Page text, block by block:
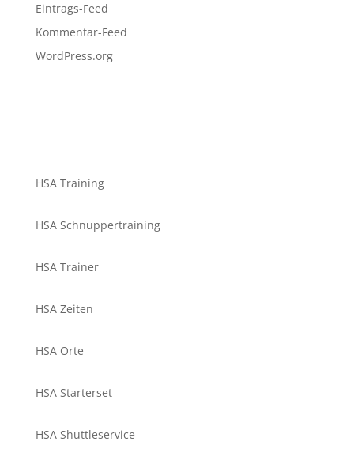
Eintrags-Feed
Kommentar-Feed
WordPress.org
HSA Training
HSA Schnuppertraining
HSA Trainer
HSA Zeiten
HSA Orte
HSA Starterset
HSA Shuttleservice